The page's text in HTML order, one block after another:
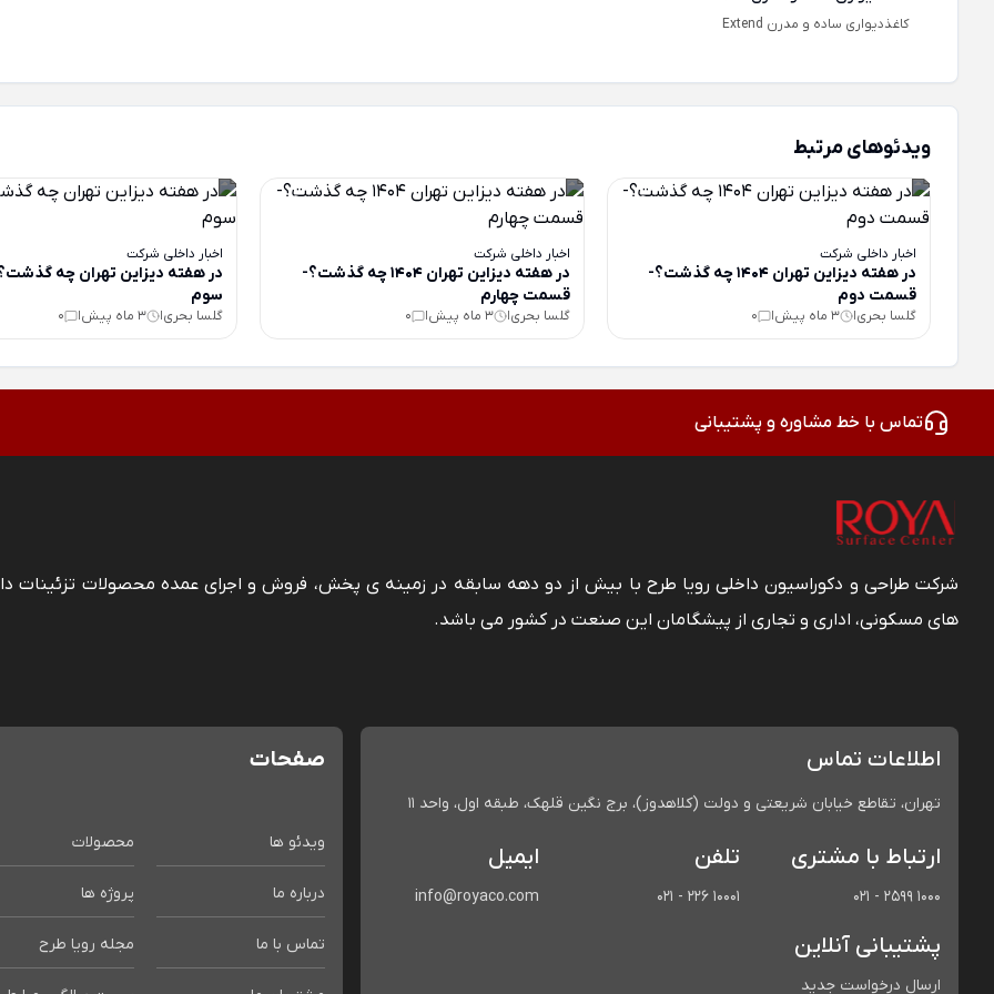
کاغذدیواری ساده و مدرن Extend
ویدئوهای مرتبط
اخبار داخلی شرکت
در هفته دیزاین تهران 1404 چه گذشت؟-
قسمت دوم
گلسا بحری 3 ماه پیش 0
اخبار داخلی شرکت
در هفته دیزاین تهران 1404 چه گذشت؟-
قسمت چهارم
گلسا بحری | 3 ماه پیش |
0
اخبار داخلی شرکت
در هفته دیزاین تهران چه
سوم
گلسا بحری 3 ماه پیش 0
تماس با خط مشاوره و پشتیبانی
شرکت طراحی و دکوراسیون داخلی رویا طرح با بیش از دو دهه سابقه در زمینه ی پخش، فروش و اجرای عمده محصولات تزئینات
های مسکونی، اداری و تجاری از پیشگامان این صنعت در کشور می باشد.
اطلاعات تماس
تهران، تقاطع خیابان شریعتی و دولت (کلاهدوز)، برج نگین قلهک، طبقه اول، واحد 11
ارتباط با مشتری
021 - 2599 1000
تلفن
021 - 226 10001
ایمیل
info@royaco.com
پشتیبانی آنلاین
ارسال درخواست جدید
صفحات
ویدئو ها محصولات
درباره ما پروژه ها
تماس با ما مجله رویا طرح